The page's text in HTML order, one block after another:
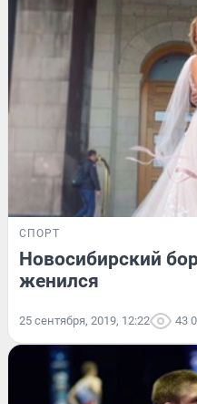
СПОРТ
Новосибирский
женился
25 сентября, 2019, 12:22 43